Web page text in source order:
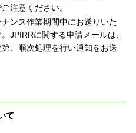
注意ください。
ンス作業期間中にお送りいた
JPIRRに関する申請メールは、
、順次処理を行い通知をお送
て